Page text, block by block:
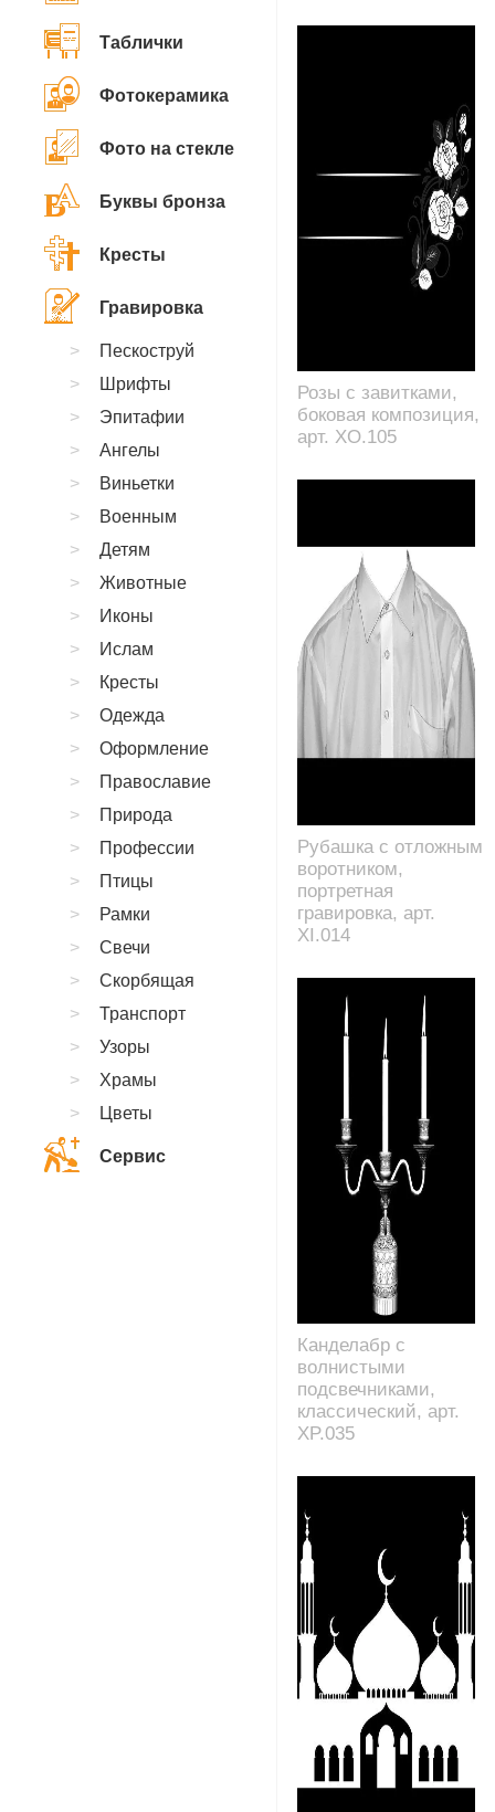
Розы с завитками,
боковая композиция,
арт. XO.105
Рубашка с отложным
воротником,
портретная
гравировка, арт.
XI.014
Канделабр с
волнистыми
подсвечниками,
классический, арт.
XP.035
Таблички
Фотокерамика
Фото на стекле
Буквы бронза
Кресты
Гравировка
Пескоструй
Шрифты
Эпитафии
Ангелы
Виньетки
Военным
Детям
Животные
Иконы
Ислам
Кресты
Одежда
Оформление
Православие
Природа
Профессии
Птицы
Рамки
Свечи
Скорбящая
Транспорт
Узоры
Храмы
Цветы
Сервис